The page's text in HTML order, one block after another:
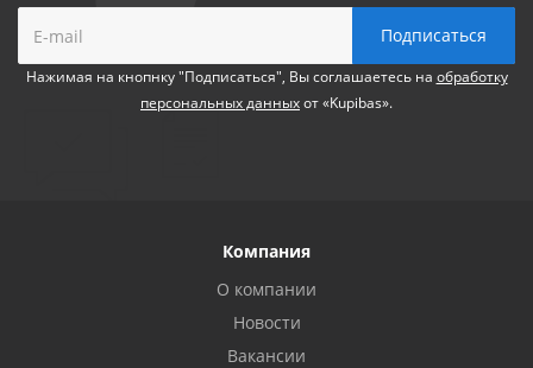
Нажимая на кнопнку "Подписаться", Вы соглашаетесь на обработку
персональных данныхот «Kupibas».
Компания
О компании
Новости
Вакансии